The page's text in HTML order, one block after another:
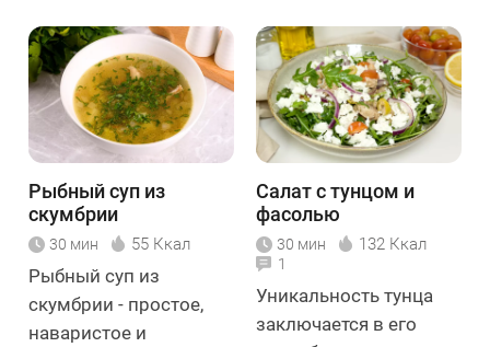
Рыбный суп из
скумбрии
30 мин 55 Ккал
Рыбный суп из
скумбрии - простое,
наваристое и
Салат с тунцом и
фасолью
30 мин 132 Ккал
1
Уникальность тунца
заключается в его